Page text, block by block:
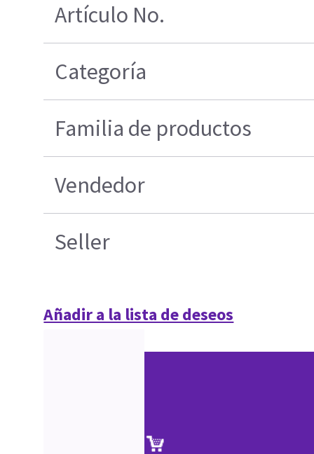
Artículo No.
Categoría
Familia de productos
Vendedor
Seller
Añadir a la lista de deseos